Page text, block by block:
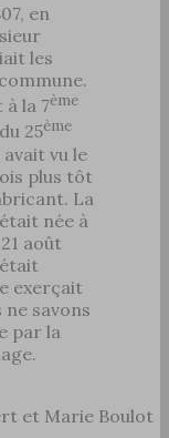
en
les
à la 7ème
25ème
vu le
plus tôt
La
née à
août
exerçait
savons
par la
et Marie Boulot